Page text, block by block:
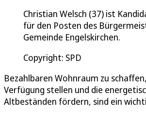
Christian Welsch (37) ist
für den Posten des
Gemeinde Engelskirchen.
Copyright: SPD
Bezahlbaren Wohnraum zu
Verfügung stellen und die
Altbeständen fördern, sind ein